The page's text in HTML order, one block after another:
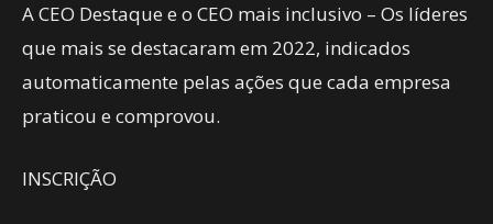
A CEO Destaque e o CEO mais inclusivo – Os líderes
que mais se destacaram em 2022, indicados
automaticamente pelas ações que cada empresa
praticou e comprovou.
INSCRIÇÃO